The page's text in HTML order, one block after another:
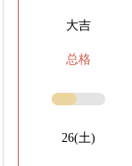
大吉
总格
26(土)